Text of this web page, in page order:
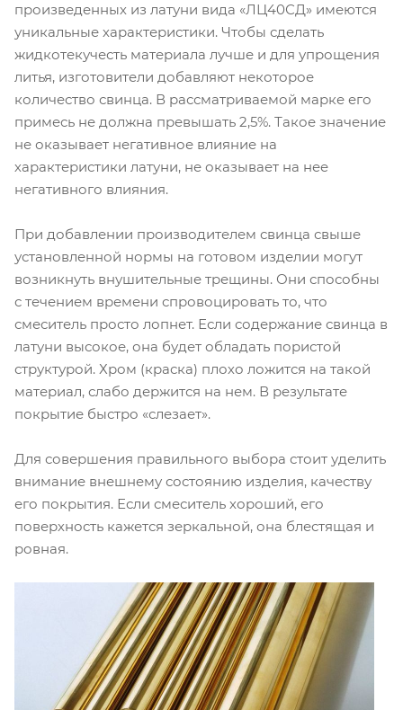
произведенных из латуни вида «ЛЦ40СД» имеются
уникальные характеристики. Чтобы сделать
жидкотекучесть материала лучше и для упрощения
литья, изготовители добавляют некоторое
количество свинца. В рассматриваемой марке его
примесь не должна превышать 2,5%. Такое значение
не оказывает негативное влияние на
характеристики латуни, не оказывает на нее
негативного влияния.
При добавлении производителем свинца свыше
установленной нормы на готовом изделии могут
возникнуть внушительные трещины. Они способны
с течением времени спровоцировать то, что
смеситель просто лопнет. Если содержание свинца в
латуни высокое, она будет обладать пористой
структурой. Хром (краска) плохо ложится на такой
материал, слабо держится на нем. В результате
покрытие быстро «слезает».
Для совершения правильного выбора стоит уделить
внимание внешнему состоянию изделия, качеству
его покрытия. Если смеситель хороший, его
поверхность кажется зеркальной, она блестящая и
ровная.